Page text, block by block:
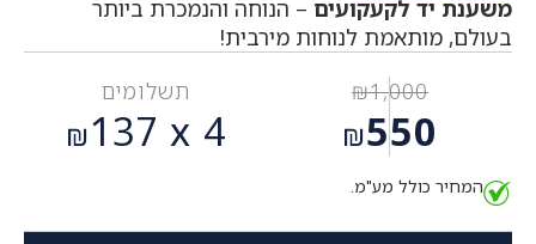
משענת יד לקעקועים – הנוחה והנמכרת ביותר
בעולם, מותאמת לנוחות מירבית!
₪1,000
המחיר
המקורי
היה:
₪550
הנוכחי
הוא:
תשלומים
4 x
₪137
המחיר כולל מע"מ.